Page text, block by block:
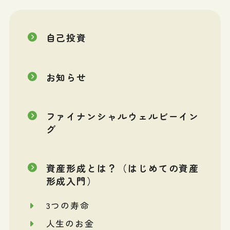
自己投資
お知らせ
ファイナンシャルウェルビーイン
グ
資産形成とは？（はじめての資産
形成入門）
3つの寿命
人生のお金